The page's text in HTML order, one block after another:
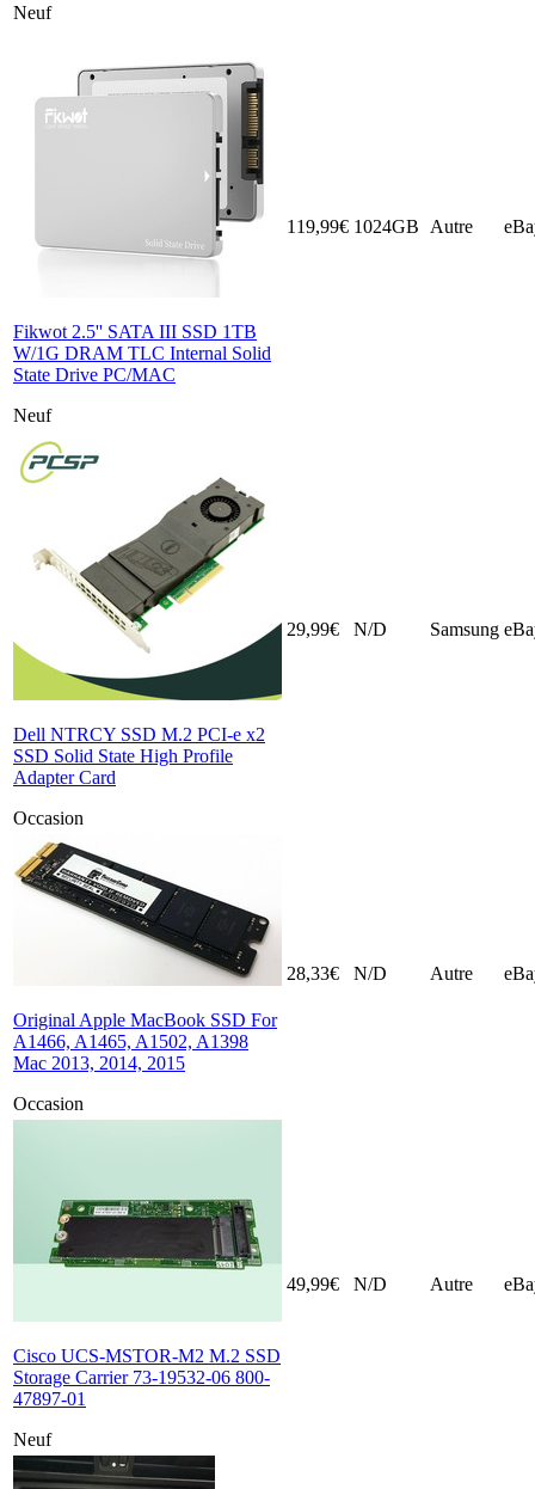
Neuf
Fikwot 2.5'' SATA III SSD 1TB
W/1G DRAM TLC Internal Solid
State Drive PC/MAC
Neuf
119,99€ 1024GB Autre
Dell NTRCY SSD M.2 PCI-e x2
SSD Solid State High Profile
Adapter Card
Occasion
29,99€ N/D Samsung
Original Apple MacBook SSD For
A1466, A1465, A1502, A1398
Mac 2013, 2014, 2015
Occasion
28,33€ N/D Autre
Cisco UCS-MSTOR-M2 M.2 SSD
Storage Carrier 73-19532-06 800-
47897-01
Neuf
49,99€ N/D Autre